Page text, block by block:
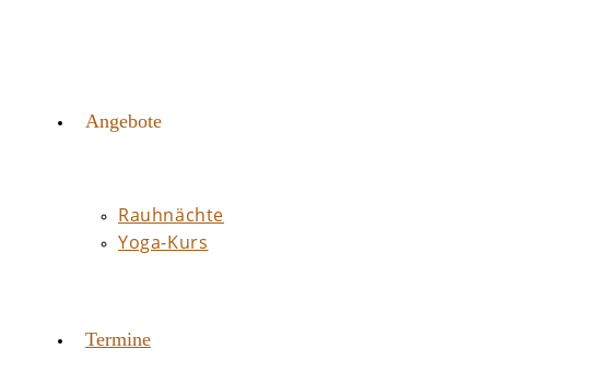
Angebote
Rauhnächte
Yoga-Kurs
Termine